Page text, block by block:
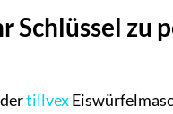
Schlüssel zu
tillvex